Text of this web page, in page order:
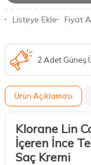
Listeye Ekle Fiyat
2 Adet Güneş
Ürün Açıklaması
Klorane Lin
İçeren İnce
Saç Kremi